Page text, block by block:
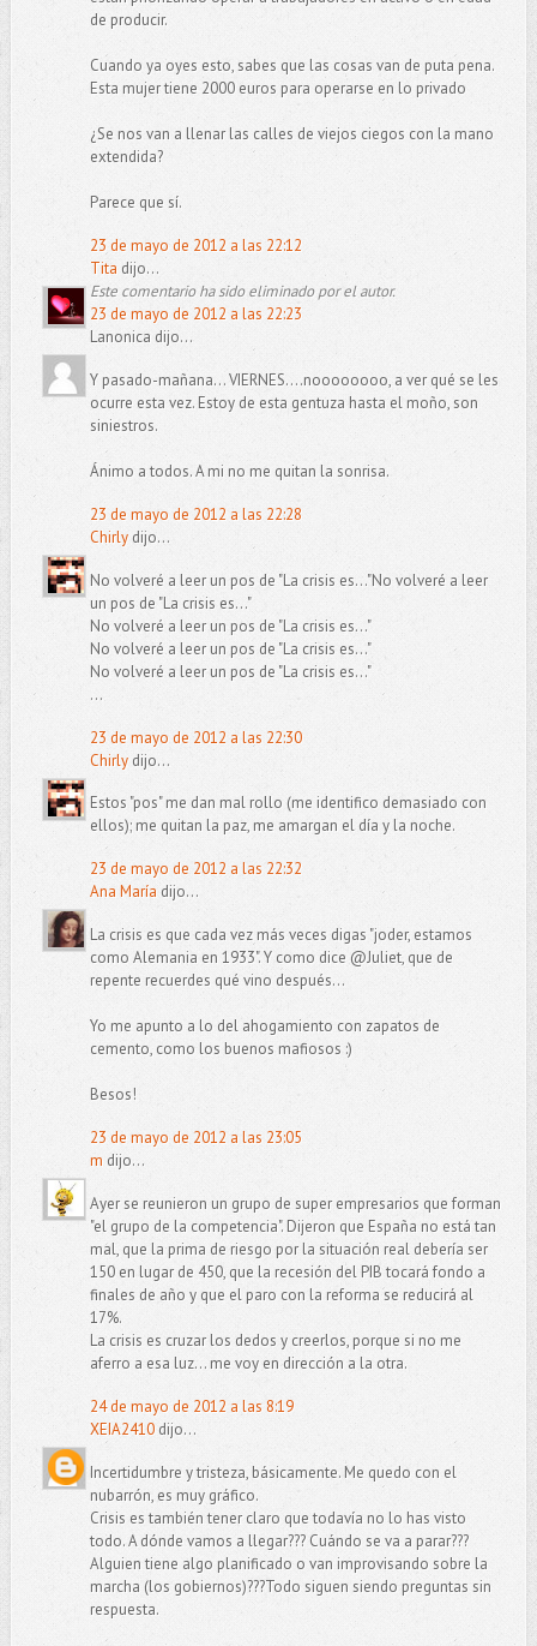
de producir.
Cuando ya oyes esto, sabes que las cosas van de puta pena.
Esta mujer tiene 2000 euros para operarse en lo privado
¿Se nos van a llenar las calles de viejos ciegos con la mano
extendida?
Parece que sí.
23 de mayo de 2012 a las 22:12
Tita dijo...
Este comentario ha sido eliminado por el autor.
23 de mayo de 2012 a las 22:23
Lanonica dijo...
Y pasado-mañana... VIERNES....noooooooo, a ver qué se les
ocurre esta vez. Estoy de esta gentuza hasta el moño, son
siniestros.
Ánimo a todos. A mi no me quitan la sonrisa.
23 de mayo de 2012 a las 22:28
Chirlydijo...
No volveré a leer un pos de "La crisis es..."No volveré a leer
un pos de "La crisis es..."
No volveré a leer un pos de "La crisis es..."
No volveré a leer un pos de "La crisis es..."
No volveré a leer un pos de "La crisis es..."
...
23 de mayo de 2012 a las 22:30
Chirlydijo...
Estos "pos" me dan mal rollo (me identifico demasiado con
ellos); me quitan la paz, me amargan el día y la noche.
23 de mayo de 2012 a las 22:32
Ana María dijo...
La crisis es que cada vez más veces digas "joder, estamos
como Alemania en 1933". Y como dice @Juliet, que de
repente recuerdes qué vino después...
Yo me apunto a lo del ahogamiento con zapatos de
cemento, como los buenos mafiosos :)
Besos!
23 de mayo de 2012 a las 23:05
m dijo...
Ayer se reunieron un grupo de super empresarios que forman
"el grupo de la competencia". Dijeron que España no está tan
mal, que la prima de riesgo por la situación real debería ser
150 en lugar de 450, que la recesión del PIB tocará fondo a
finales de año y que el paro con la reforma se reducirá al
17%.
La crisis es cruzar los dedos y creerlos, porque si no me
aferro a esa luz... me voy en dirección a la otra.
24 de mayo de 2012 a las 8:19
XEIA2410dijo...
Incertidumbre y tristeza, básicamente. Me quedo con el
nubarrón, es muy gráfico.
Crisis es también tener claro que todavía no lo has visto
todo. A dónde vamos a llegar??? Cuándo se va a parar???
Alguien tiene algo planificado o van improvisando sobre la
marcha (los gobiernos)???Todo siguen siendo preguntas sin
respuesta.